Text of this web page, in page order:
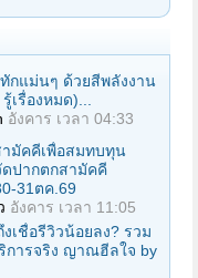
กแม่นๆ ด้วยสีพลังงาน
รื่องหมด)...
อังคาร เวลา 04:33
มัคคีเพื่อสมทบทุน
ดปากตกสามัคคี
31ตค.69
อังคาร เวลา 11:05
เชื่อรีวิวน้อยลง? รวม
การจริง ญาณฮีลใจ by